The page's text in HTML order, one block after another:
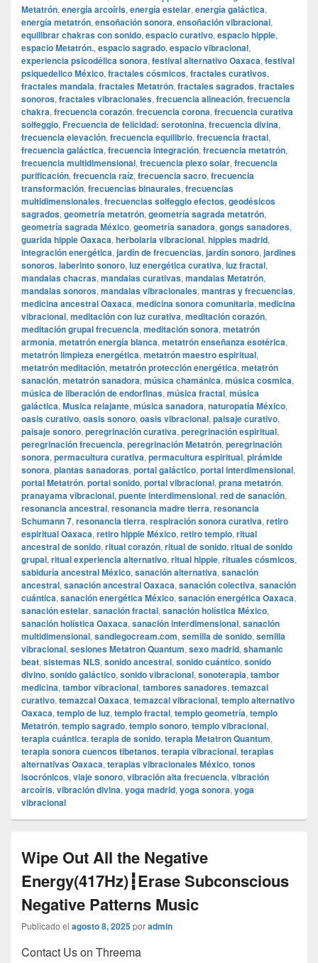
Metatrón, energía arcoíris, energía estelar, energía galáctica,
energía metatrón, ensoñación sonora, ensoñación vibracional,
equilibrar chakras con sonido, espacio curativo, espacio hippie,
espacio Metatrón., espacio sagrado, espacio vibracional,
experiencia psicodélica sonora, festival alternativo Oaxaca, festival
psiquedelico México, fractales cósmicos, fractales curativos,
fractales mandala, fractales Metatrón, fractales sagrados, fractales
sonoros, fractales vibracionales, frecuencia alineación, frecuencia
chakra, frecuencia corazón, frecuencia corona, frecuencia curativa
solfeggio, Frecuencia de felicidad: serotonina, frecuencia divina,
frecuencia elevación, frecuencia equilibrio, frecuencia fractal,
frecuencia galáctica, frecuencia integración, frecuencia metatrón,
frecuencia multidimensional, frecuencia plexo solar, frecuencia
purificación, frecuencia raíz, frecuencia sacro, frecuencia
transformación, frecuencias binaurales, frecuencias
multidimensionales, frecuencias solfeggio efectos, geodésicos
sagrados, geometría metatrón, geometría sagrada metatrón,
geometría sagrada México, geometría sanadora, gongs sanadores,
guarida hippie Oaxaca, herbolaria vibracional, hippies madrid,
integración energética, jardín de frecuencias, jardín sonoro, jardines
sonoros, laberinto sonoro, luz energética curativa, luz fractal,
mandalas chacras, mandalas curativas, mandalas Metatrón,
mandalas sonoros, mandalas vibracionales, mantras y frecuencias,
medicina ancestral Oaxaca, medicina sonora comunitaria, medicina
vibracional, meditación con luz curativa, meditación corazón,
meditación grupal frecuencia, meditación sonora, metatrón
armonía, metatrón energía blanca, metatrón enseñanza esotérica,
metatrón limpieza energética, metatrón maestro espiritual,
metatrón meditación, metatrón protección energética, metatrón
sanación, metatrón sanadora, música chamánica, música cosmica,
música de liberación de endorfinas, música fractal, música
galáctica, Musica relajante, música sanadora, naturopatía México,
oasis curativo, oasis sonoro, oasis vibracional, paisaje curativo,
paisaje sonoro, peregrinación curativa, peregrinación espiritual,
peregrinación frecuencia, peregrinación Metatrón, peregrinación
sonora, permacultura curativa, permacultura espiritual, pirámide
sonora, plantas sanadoras, portal galáctico, portal interdimensional,
portal Metatrón, portal sonido, portal vibracional, prana metatrón,
pranayama vibracional, puente interdimensional, red de sanación,
resonancia ancestral, resonancia madre tierra, resonancia
Schumann 7, resonancia tierra, respiración sonora curativa, retiro
espiritual Oaxaca, retiro hippie México, retiro templo, ritual
ancestral de sonido, ritual corazón, ritual de sonido, ritual de sonido
grupal, ritual experiencia alternativo, ritual hippie, rituales cósmicos,
sabiduría ancestral México, sanación alternativa, sanación
ancestral, sanación ancestral Oaxaca, sanación colectiva, sanación
cuántica, sanación energética México, sanación energética Oaxaca,
sanación estelar, sanación fractal, sanación holística México,
sanación holística Oaxaca, sanación interdimensional, sanación
multidimensional, sandiegocream.com, semilla de sonido, semilla
vibracional, sesiones Metatron Quantum, sexo madrid, shamanic
beat, sistemas NLS, sonido ancestral, sonido cuántico, sonido
divino, sonido galáctico, sonido vibracional, sonoterapia, tambor
medicina, tambor vibracional, tambores sanadores, temazcal
curativo, temazcal Oaxaca, temazcal vibracional, templo alternativo
Oaxaca, templo de luz, templo fractal, templo geometría, templo
Metatrón, templo sagrado, templo sonoro, templo vibracional,
terapia cuántica, terapia de sonido, terapia Metatron Quantum,
terapia sonora cuencos tibetanos, terapia vibracional, terapias
alternativas Oaxaca, terapias vibracionales México, tonos
isocrónicos, viaje sonoro, vibración alta frecuencia, vibración
arcoíris, vibración divina, yoga madrid, yoga sonora, yoga
vibracional
Wipe Out All the Negative
Energy(417Hz)┇Erase Subconscious
Negative Patterns Music
Publicado el agosto 8, 2025poradmin
Contact Us on Threema